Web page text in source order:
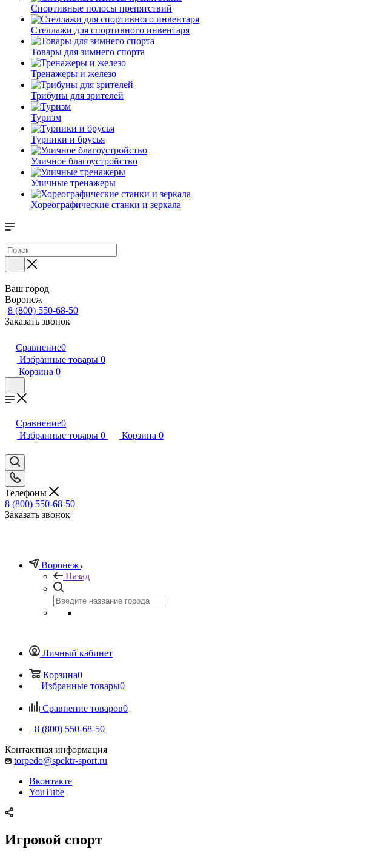
Спортивные полосы препятствий
Стеллажи для спортивного инвентаря
Товары для зимнего спорта
Тренажеры и железо
Трибуны для зрителей
Туризм
Турники и брусья
Уличное благоустройство
Уличные тренажеры
Хореографические станки и зеркала
Ваш город
Воронеж
8 (800) 550-68-50
Заказать звонок
Сравнение0
Избранные товары 0
Корзина 0
Сравнение0
Избранные товары 0 Корзина 0
Телефоны
8 (800) 550-68-50
Заказать звонок
Воронеж
Назад
Личный кабинет
Корзина0
Избранные товары0
Сравнение товаров0
8 (800) 550-68-50
Контактная информация
torpedo@spektr-sport.ru
Вконтакте
YouTube
Игровой спорт